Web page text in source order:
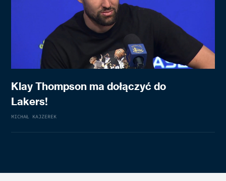
Klay Thompson ma dołączyć do
Lakers!
MICHAŁ KAJZEREK